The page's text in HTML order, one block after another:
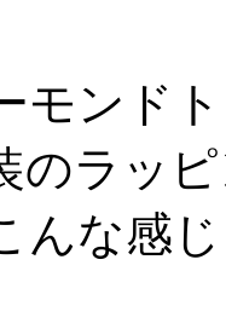
モンド
のラッ
んな感